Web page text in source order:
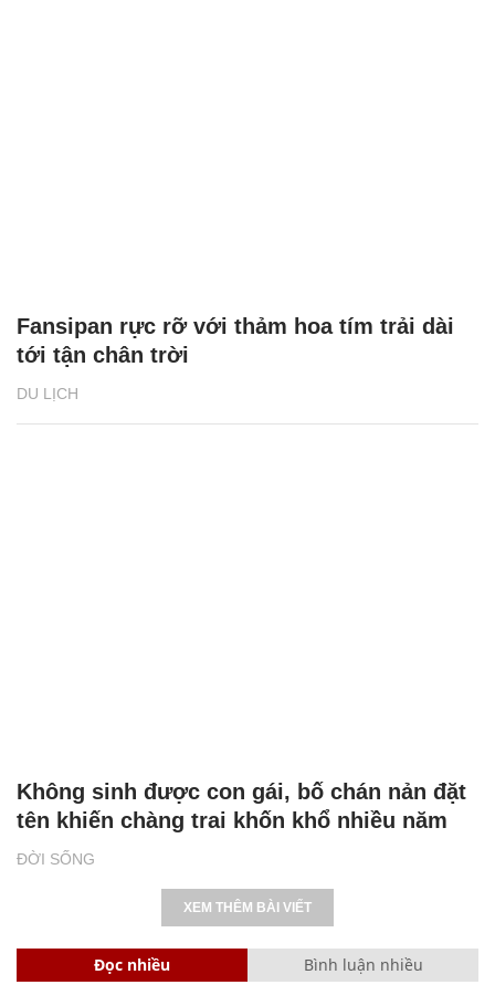
DU LỊCH
Fansipan rực rỡ với thảm hoa tím trải dài
tới tận chân trời
ĐỜI SỐNG
Không sinh được con gái, bố chán nản đặt
tên khiến chàng trai khốn khổ nhiều năm
XEM THÊM BÀI VIẾT
Đọc nhiều Bình luận nhiều